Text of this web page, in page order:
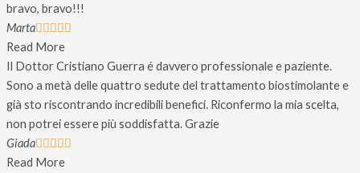
bravo, bravo!!!
Marta    
Read More
Il Dottor Cristiano Guerra é davvero professionale e paziente.
Sono a metà delle quattro sedute del trattamento biostimolante e
già sto riscontrando incredibili benefici. Riconfermo la mia scelta,
non potrei essere più soddisfatta. Grazie
Giada    
Read More